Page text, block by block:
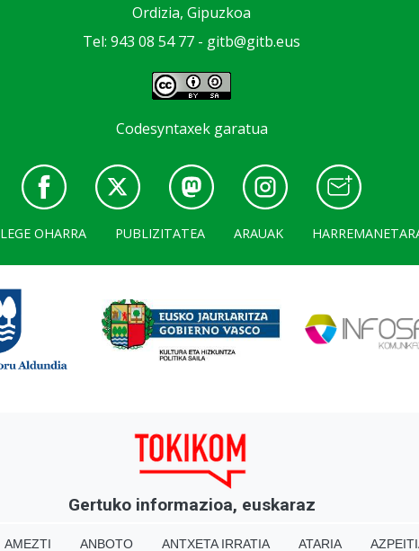
Ordizia, Gipuzkoa
Tel: 943 08 54 77 - gitb@gitb.eus
Codesyntaxek garatua
LEGE OHARRA PUBLIZITATEA ARAUAK
Gertuko informazioa, euskaraz
AMEZTI ANBOTO ANTXETA IRRATIA ATARIA